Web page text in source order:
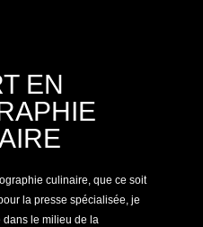
EN
culinaire, que ce soit
la presse spécialisée, je
le milieu de la